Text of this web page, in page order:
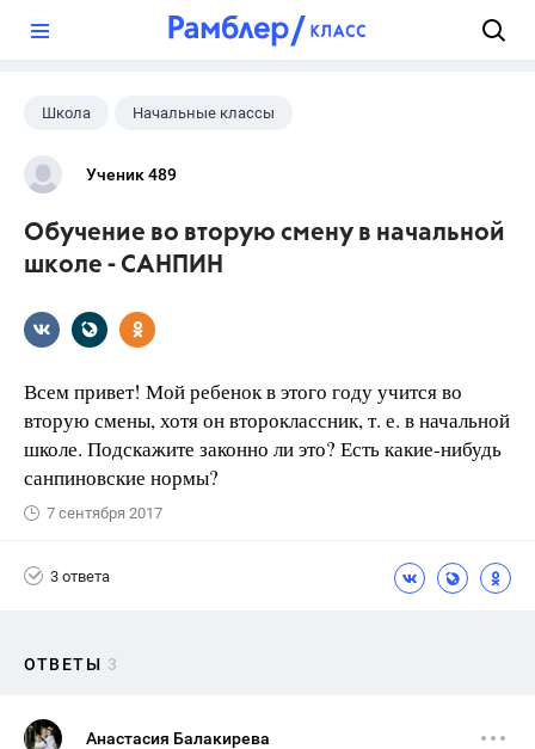
Школа Начальные классы
Ученик 489
Обучение во вторую смену в начальной
школе - САНПИН
Всем привет! Мой ребенок в этого году учится во
вторую смены, хотя он второклассник, т. е. в начальной
школе. Подскажите законно ли это? Есть какие-нибудь
санпиновские нормы?
7 сентября 2017
3 ответа
ОТВЕТЫ 3
Анастасия Балакирева